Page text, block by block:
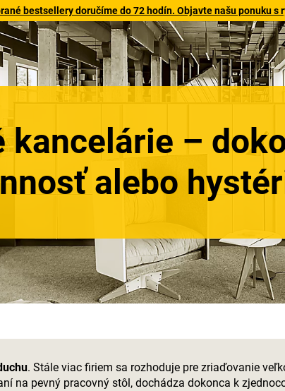
bestsellery doručíme do 72 hodín. Objavte našu ponuku s
–
alebo
. Stále viac firiem sa rozhoduje pre zriaďovanie
na pevný pracovný stôl, dochádza dokonca k